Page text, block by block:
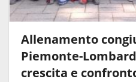
Allenamento
Piemonte-
crescita e